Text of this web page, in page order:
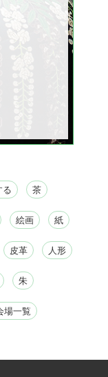
る 茶
絵画 紙
皮革 人形
朱
場一覧